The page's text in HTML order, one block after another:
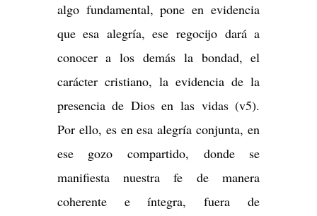
algo fundamental, pone en evidencia
que esa alegría, ese regocijo dará a
conocer a los demás la bondad, el
carácter cristiano, la evidencia de la
presencia de Dios en las vidas (v5).
Por ello, es en esa alegría conjunta, en
ese gozo compartido, donde se
manifiesta nuestra fe de manera
coherente e íntegra, fuera de